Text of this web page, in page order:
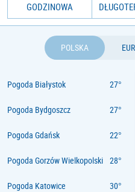
GODZINOWA
POLSKA
Pogoda Białystok
Pogoda Bydgoszcz
Pogoda Gdańsk
Pogoda Gorzów Wielkopolski
Pogoda Katowice